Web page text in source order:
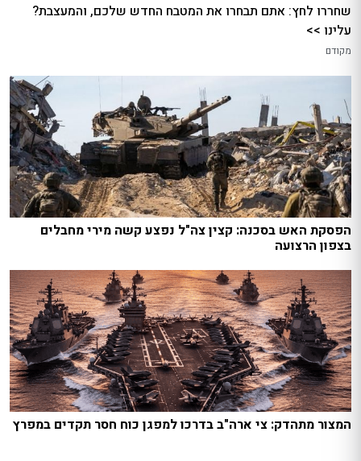
שחררו לחץ: אתם תבחרו את המטבח החדש שלכם, והמעצבת?
עלינו >>
מקודם
הפסקת האש בסכנה: קצין צה"ל נפצע קשה מירי מחבלים
בצפון הרצועה
המצור מתהדק: צי ארה"ב בדרכו למפגן כוח חסר תקדים במפרץ